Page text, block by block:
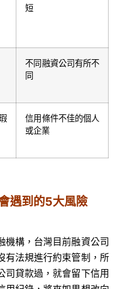
短
不同融資公司有所不
同
信用條件不佳的個人
或企業
遇到的5大風險
機構，台灣目前融資公司
有法規進行約束管制，所
司貸款過，就會留下信用